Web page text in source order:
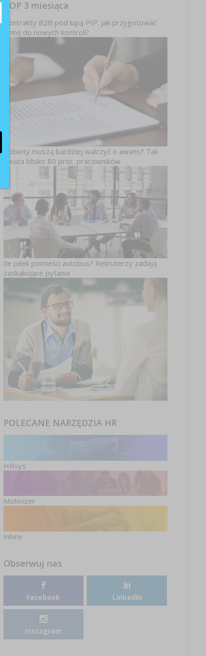
TOP 3 miesiąca
Kontrakty B2B pod lupą PIP. Jak przygotować
firmę do nowych kontroli?
Kobiety muszą bardziej walczyć o awans? Tak
uważa blisko 80 proc. pracowników
Ile piłek pomieści autobus? Rekruterzy zadają
zaskakujące pytania
POLECANE NARZĘDZIA HR
HRsys
Motivizer
Inhire
Obserwuj nas
Facebook LinkedIn
Instagram